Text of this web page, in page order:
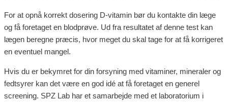
For at opnå korrekt dosering D-vitamin bør du kontakte din læge
og få foretaget en blodprøve. Ud fra resultatet af denne test kan
lægen beregne præcis, hvor meget du skal tage for at få korrigeret
en eventuel mangel.
Hvis du er bekymret for din forsyning med vitaminer, mineraler og
fedtsyrer kan det være en god idé at få foretaget en generel
screening. SPZ Lab har et samarbejde med et laboratorium i